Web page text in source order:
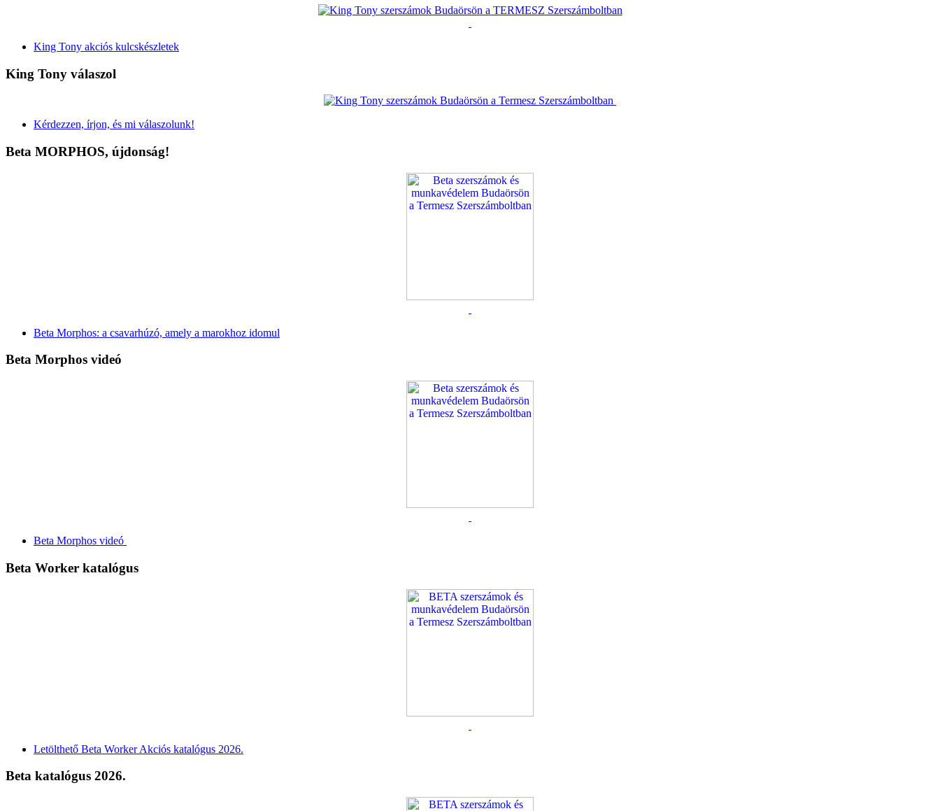
King Tony akciós kulcskészletek
King Tony válaszol
Kérdezzen, írjon, és mi válaszolunk!
Beta MORPHOS, újdonság!
Beta Morphos: a csavarhúzó, amely a marokhoz idomul
Beta Morphos videó
Beta Morphos videó
Beta Worker katalógus
Letölthető Beta Worker Akciós katalógus 2026.
Beta katalógus 2026.